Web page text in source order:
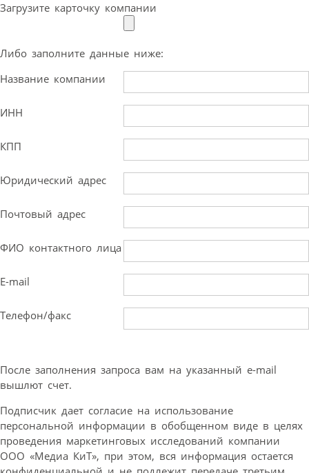
Загрузите карточку компании
Либо заполните данные ниже:
Название компании
ИНН
КПП
Юридический адрес
Почтовый адрес
ФИО контактного лица
E-mail
Телефон/факс
После заполнения запроса вам на указанный e-mail
вышлют счет.
Подписчик дает согласие на использование
персональной информации в обобщенном виде в целях
проведения маркетинговых исследований компании
ООО «Медиа КиТ», при этом, вся информация остается